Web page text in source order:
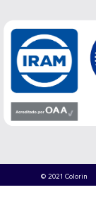
© 2021 Colorin